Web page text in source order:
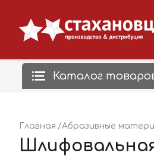
Каталог
Главная Абразивные
Шлифовальная